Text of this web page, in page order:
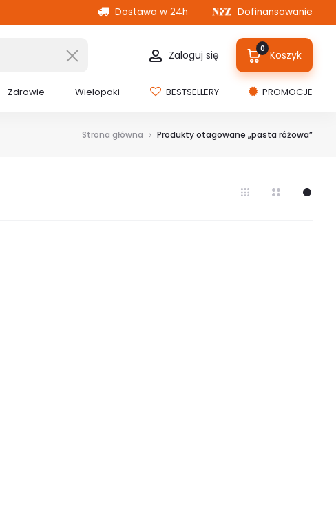
Dostawa w 24h Dofinansowanie
Zaloguj się 0 Koszyk
Zdrowie Wielopaki BESTSELLERY PROMOCJE
Strona główna Produkty otagowane „pasta różowa”